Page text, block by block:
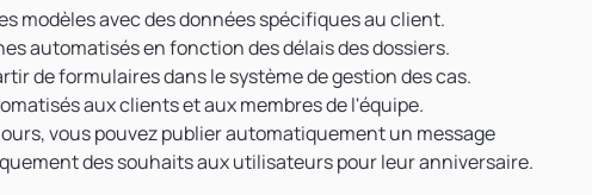
modèles avec des données spécifiques au client.
automatisés en fonction des délais des dossiers.
de formulaires dans le système de gestion des cas.
aux clients et aux membres de l'équipe.
vous pouvez publier automatiquement un message
des souhaits aux utilisateurs pour leur anniversaire.